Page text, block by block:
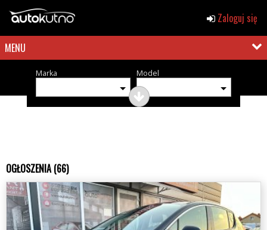
Zaloguj się
MENU
Marka Model
OGŁOSZENIA (66)